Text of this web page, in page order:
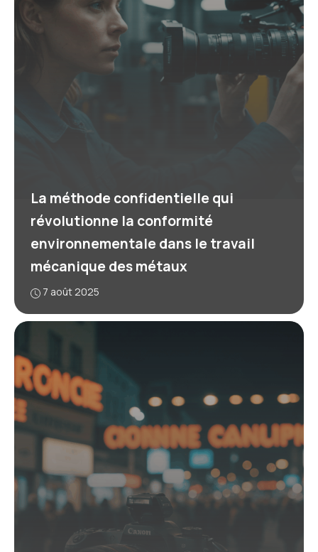
La méthode confidentielle qui
révolutionne la conformité
environnementale dans le travail
mécanique des métaux
7 août 2025